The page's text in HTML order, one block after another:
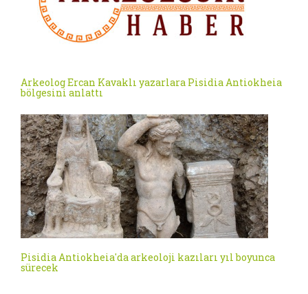
Arkeolog Ercan Kavaklı yazarlara Pisidia Antiokheia
bölgesini anlattı
Pisidia Antiokheia'da arkeoloji kazıları yıl boyunca
sürecek